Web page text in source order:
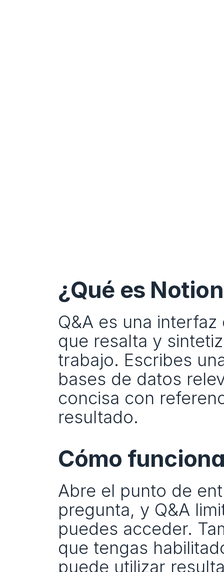
¿Qué es
Q&A es una
que resalta y
trabajo. Escribes
bases de datos
concisa con
resultado.
Cómo
Abre el punto de
pregunta, y Q&A
puedes acceder.
que tengas
puede utilizar